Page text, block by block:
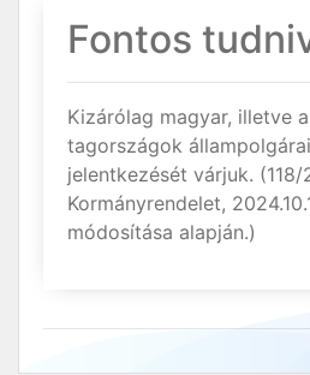
Fontos
Kizárólag magyar, illetve
tagországok
jelentkezését várjuk. (118/
Kormányrendelet,
módosítása alapján.)